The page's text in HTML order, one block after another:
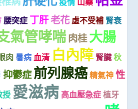
腰突症 丁肝老花 虛不受補 腎衰
氣管哮喘肉桂大腸
肉 暑病 血清 白內障 腎臟秋
抑鬱症前列腺癌精氣神 性
授 愛滋病 高血壓急症 植牙